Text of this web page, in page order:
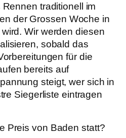
traditionell im
der Grossen Woche in
Wir werden diesen
sobald das
für die
bereits auf
steigt, wer sich in
Siegerliste eintragen
Preis von Baden statt?